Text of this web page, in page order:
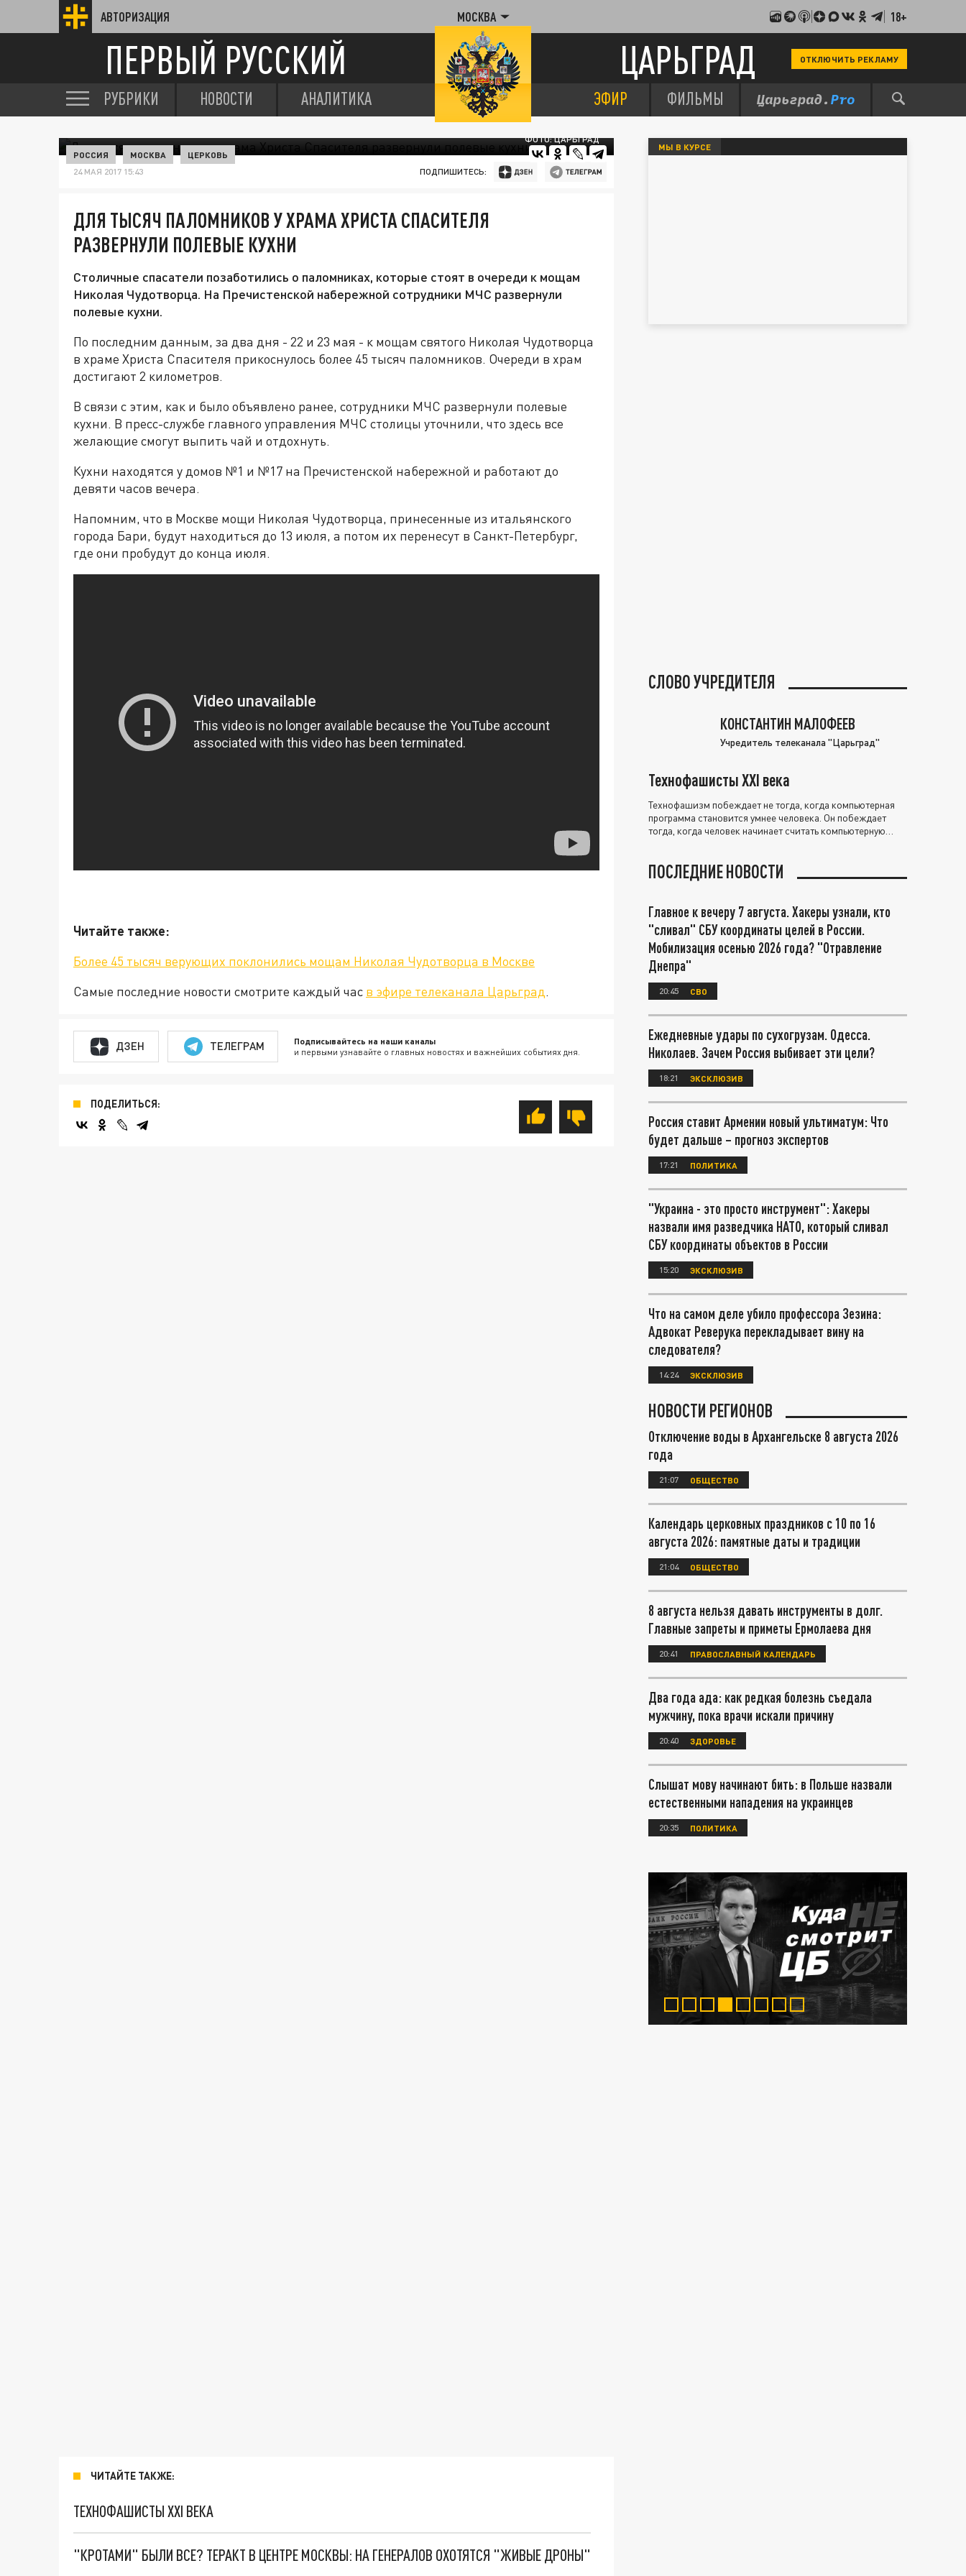
АВТОРИЗАЦИЯ МОСКВА 18+
ПЕРВЫЙ РУССКИЙ ЦАРЬГРАД ОТКЛЮЧИТЬ РЕКЛАМУ
РУБРИКИ НОВОСТИ АНАЛИТИКА ЭФИР ФИЛЬМЫ
ФОТО: ЦАРЬГРАД
РОССИЯ МОСКВА ЦЕРКОВЬ
24 МАЯ 2017 15:43 ПОДПИШИТЕСЬ:
ДЛЯ ТЫСЯЧ ПАЛОМНИКОВ У ХРАМА ХРИСТА СПАСИТЕЛЯ
РАЗВЕРНУЛИ ПОЛЕВЫЕ КУХНИ
Столичные спасатели позаботились о паломниках, которые стоят в очереди к мощам
Николая Чудотворца. На Пречистенской набережной сотрудники МЧС развернули
полевые кухни.
По последним данным, за два дня - 22 и 23 мая - к мощам святого Николая Чудотворца
в храме Христа Спасителя прикоснулось более 45 тысяч паломников. Очереди в храм
достигают 2 километров.
В связи с этим, как и было объявлено ранее, сотрудники МЧС развернули полевые
кухни. В пресс-службе главного управления МЧС столицы уточнили, что здесь все
желающие смогут выпить чай и отдохнуть.
Кухни находятся у домов №1 и №17 на Пречистенской набережной и работают до
девяти часов вечера.
Напомним, что в Москве мощи Николая Чудотворца, принесенные из итальянского
города Бари, будут находиться до 13 июля, а потом их перенесут в Санкт-Петербург,
где они пробудут до конца июля.
Читайте также:
Более 45 тысяч верующих поклонились мощам Николая Чудотворца в Москве
Самые последние новости смотрите каждый час в эфире телеканала Царьград.
ДЗЕН ТЕЛЕГРАМ Подписывайтесь на наши каналы
и первыми узнавайте о главных новостях и важнейших событиях дня.
ПОДЕЛИТЬСЯ:
ЧИТАЙТЕ ТАКЖЕ:
ТЕХНОФАШИСТЫ XXI ВЕКА
"КРОТАМИ" БЫЛИ ВСЕ? ТЕРАКТ В ЦЕНТРЕ МОСКВЫ: НА ГЕНЕРАЛОВ ОХОТЯТСЯ "ЖИВЫЕ ДРОНЫ"
МЫ В КУРСЕ
СЛОВО УЧРЕДИТЕЛЯ
КОНСТАНТИН МАЛОФЕЕВ
Учредитель телеканала "Царьград"
Технофашисты XXI века
Технофашизм побеждает не тогда, когда компьютерная
программа становится умнее человека. Он побеждает
тогда, когда человек начинает считать компьютерную
ПОСЛЕДНИЕ НОВОСТИ
Главное к вечеру 7 августа. Хакеры узнали, кто
"сливал" СБУ координаты целей в России.
Мобилизация осенью 2026 года? "Отравление
Днепра"
20:45 СВО
Ежедневные удары по сухогрузам. Одесса.
Николаев. Зачем Россия выбивает эти цели?
18:21 ЭКСКЛЮЗИВ
Россия ставит Армении новый ультиматум: Что
будет дальше – прогноз экспертов
17:21 ПОЛИТИКА
"Украина - это просто инструмент": Хакеры
назвали имя разведчика НАТО, который сливал
СБУ координаты объектов в России
15:20 ЭКСКЛЮЗИВ
Что на самом деле убило профессора Зезина:
Адвокат Реверука перекладывает вину на
следователя?
14:24 ЭКСКЛЮЗИВ
НОВОСТИ РЕГИОНОВ
Отключение воды в Архангельске 8 августа 2026
года
21:07 ОБЩЕСТВО
Календарь церковных праздников с 10 по 16
августа 2026: памятные даты и традиции
21:04 ОБЩЕСТВО
8 августа нельзя давать инструменты в долг.
Главные запреты и приметы Ермолаева дня
20:41 ПРАВОСЛАВНЫЙ КАЛЕНДАРЬ
Два года ада: как редкая болезнь съедала
мужчину, пока врачи искали причину
20:40 ЗДОРОВЬЕ
Слышат мову начинают бить: в Польше назвали
естественными нападения на украинцев
20:35 ПОЛИТИКА